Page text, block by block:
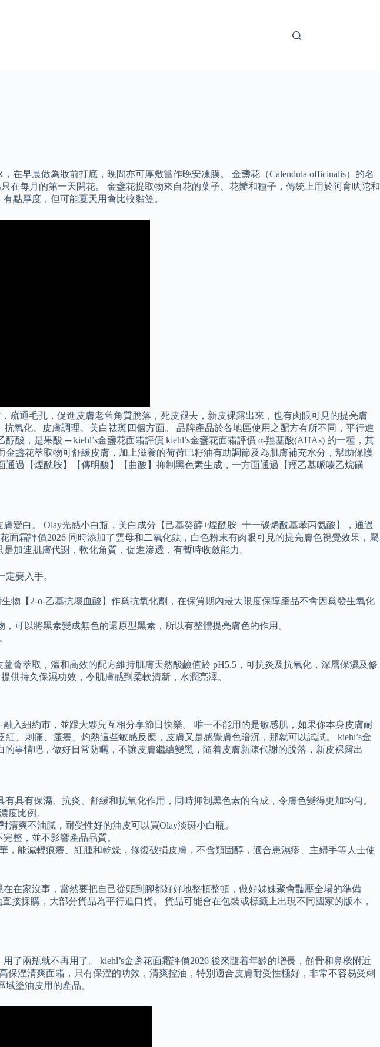
早晨做為妝前打底，晚間亦可厚敷當作晚安凍膜。 金盞花（Calendula officinalis）的名
在每月的第一天開花。 金盞花提取物來自花的葉子、花瓣和種子，傳統上用於阿育吠陀和
點厚度，但可能夏天用會比較黏笠。
通毛孔，促進皮膚老舊角質脫落，死皮褪去，新皮裸露出來，也有肉眼可見的提亮膚
氧化、皮膚調理、美白祛斑四個方面。 品牌產品於各地區使用之配方有所不同，平行進
，是果酸 ─ kiehl’s金盞花面霜評價 kiehl’s金盞花面霜評價 α-羥基酸(AHAs) 的一種，其
盞花萃取物可舒緩皮膚，加上滋養的荷荷巴籽油有助調節及為肌膚補充水分，幫助保護
過【煙酰胺】【傳明酸】【曲酸】抑制黑色素生成，一方面通過【羥乙基哌嗪乙烷磺
變白。 Olay光感小白瓶，美白成分【己基癸醇+煙酰胺+十一碳烯酰基苯丙氨酸】，通過
面霜評價2026 同時添加了雲母和二氧化鈦，白色粉末有肉眼可見的提亮膚色視覺效果，屬
加速肌膚代謝，軟化角質，促進滲透，有暫時收斂能力。
要入手。
物【2-o-乙基抗壞血酸】作爲抗氧化劑，在保質期內最大限度保障產品不會因爲發生氧化
可以將黑素變成無色的還原型黑素，所以有整體提亮膚色的作用。
薈萃取，溫和高效的配方維持肌膚天然酸鹼值於 pH5.5，可抗炎及抗氧化，深層保濕及修
供持久保濕功效，令肌膚感到柔軟清新，水潤亮澤。
入紐約市，並跟大夥兒互相分享節日快樂。 唯一不能用的是敏感肌，如果你本身皮膚耐
、刺痛、瘙癢、灼熱這些敏感反應，皮膚又是感覺膚色暗沉，那就可以試試。 kiehl’s金
事情吧，做好日常防曬，不讓皮膚繼續變黑，隨着皮膚新陳代謝的脫落，新皮裸露出
有具有保濕、抗炎、舒緩和抗氧化作用，同時抑制黑色素的合成，令膚色變得更加均勻。
度比例。
爽不油膩，耐受性好的油皮可以買Olay淡斑小白瓶。
整，並不影響產品品質。
能減輕痕癢、紅腫和乾燥，修復破損皮膚，不含類固醇，適合患濕疹、主婦手等人士使
在家沒事，當然要把自己從頭到腳都好好地整頓整頓，做好姊妹聚會豔壓全場的準備
採購，大部分貨品為平行進口貨。 貨品可能會在包裝或標籤上出現不同國家的版本，
兩瓶就不再用了。 kiehl’s金盞花面霜評價2026 後來隨着年齡的增長，顴骨和鼻樑附近
保溼清爽面霜，只有保溼的功效，清爽控油，特別適合皮膚耐受性極好，非常不容易受刺
塗油皮用的產品。